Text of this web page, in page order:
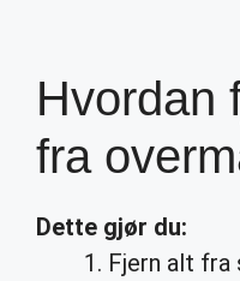
Hvordan
fra
Dette gjør du:
Fjern alt fra